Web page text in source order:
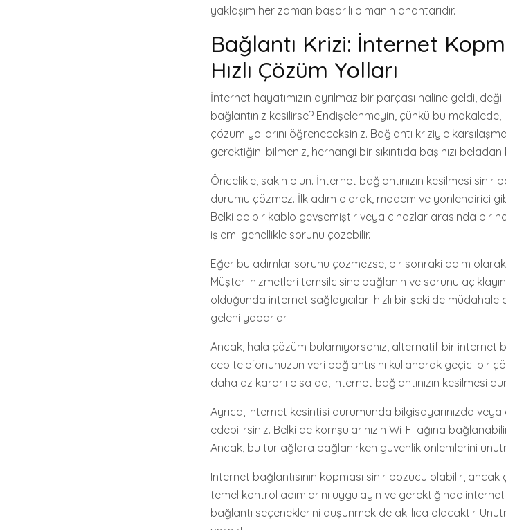
yaklaşım her zaman başarılı olmanın anahtarıdır.
Bağlantı Krizi: İnternet
Hızlı Çözüm Yolları
İnternet hayatımızın ayrılmaz bir parçası haline geldi,
bağlantınız kesilirse? Endişelenmeyin, çünkü bu
çözüm yollarını öğreneceksiniz. Bağlantı kriziyle
gerektiğini bilmeniz, herhangi bir sıkıntıda başınızı
Öncelikle, sakin olun. İnternet bağlantınızın kesilmesi
durumu çözmez. İlk adım olarak, modem ve yönlendirici
Belki de bir kablo gevşemiştir veya cihazlar arasında bir
işlemi genellikle sorunu çözebilir.
Eğer bu adımlar sorunu çözmezse, bir sonraki adım
Müşteri hizmetleri temsilcisine bağlanın ve sorunu
olduğunda internet sağlayıcıları hızlı bir şekilde
geleni yaparlar.
Ancak, hala çözüm bulamıyorsanız, alternatif bir internet
cep telefonunuzun veri bağlantısını kullanarak geçici bir
daha az kararlı olsa da, internet bağlantınızın kesilmesi
Ayrıca, internet kesintisi durumunda bilgisayarınızda
edebilirsiniz. Belki de komşularınızın Wi-Fi ağına
Ancak, bu tür ağlara bağlanırken güvenlik önlemlerini
Internet bağlantısının kopması sinir bozucu olabilir,
temel kontrol adımlarını uygulayın ve gerektiğinde
bağlantı seçeneklerini düşünmek de akıllıca olacaktır.